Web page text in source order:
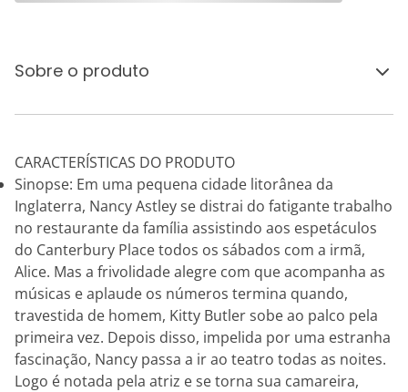
Sobre o produto
CARACTERÍSTICAS DO PRODUTO
Sinopse: Em uma pequena cidade litorânea da
Inglaterra, Nancy Astley se distrai do fatigante trabalho
no restaurante da família assistindo aos espetáculos
do Canterbury Place todos os sábados com a irmã,
Alice. Mas a frivolidade alegre com que acompanha as
músicas e aplaude os números termina quando,
travestida de homem, Kitty Butler sobe ao palco pela
primeira vez. Depois disso, impelida por uma estranha
fascinação, Nancy passa a ir ao teatro todas as noites.
Logo é notada pela atriz e se torna sua camareira,